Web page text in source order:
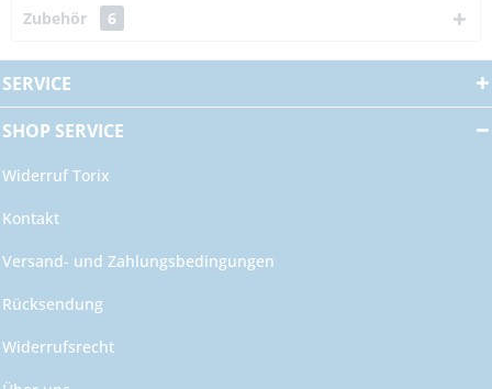
Zubehör 6
SERVICE
SHOP SERVICE
Widerruf Torix
Kontakt
Versand- und Zahlungsbedingungen
Rücksendung
Widerrufsrecht